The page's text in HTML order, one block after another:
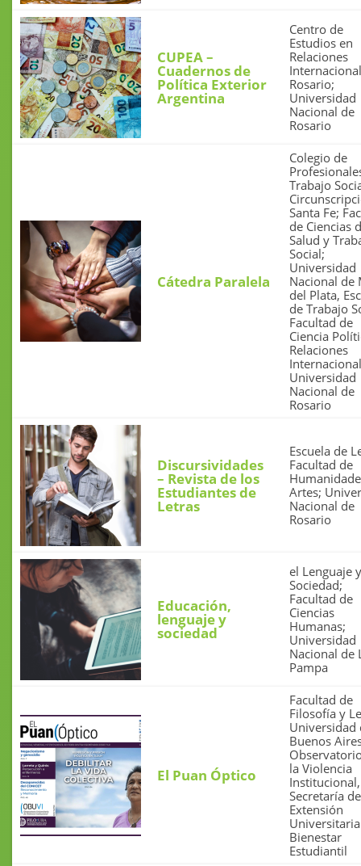
CUPEA –
Cuadernos de
Política Exterior
Argentina
Centro de
Estudios en
Relaciones
Rosario;
Universidad
Nacional de
Rosario
Cátedra Paralela
Colegio de
Trabajo
Santa Fe;
de Ciencias
Salud y
Social;
Universidad
Nacional de
del Plata,
de Trabajo
Facultad de
Ciencia
Relaciones
Universidad
Nacional de
Rosario
Discursividades
– Revista de los
Estudiantes de
Letras
Escuela de
Facultad de
Artes;
Nacional de
Rosario
Educación,
lenguaje y
sociedad
el Lenguaje
Sociedad;
Facultad de
Ciencias
Humanas;
Universidad
Nacional de
Pampa
El Puan Óptico
Facultad de
Filosofía y
Universidad
Buenos
la Violencia
Institucional,
Secretaría de
Extensión
Bienestar
Estudiantil